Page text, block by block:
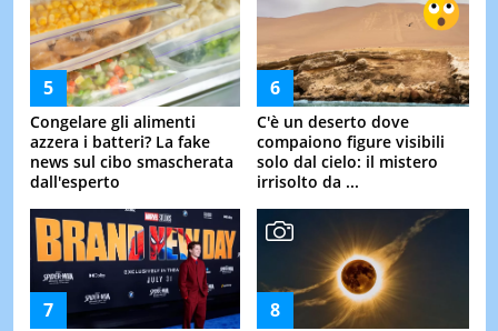
Congelare gli alimenti
azzera i batteri? La fake
news sul cibo smascherata
dall'esperto
C'è un deserto dove
compaiono figure visibili
solo dal cielo: il mistero
irrisolto da ...